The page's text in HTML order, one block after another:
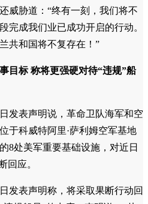
威胁道：“终有一刻，我们将不
完成我们业已成功开启的行动。
共和国将不复存在！”
目标 称将更强硬对待“违规”船
发表声明说，革命卫队海军和空
于科威特阿里·萨利姆空军基地
8处美军重要基础设施，对近日
回应。
发表声明称，将采取果断行动回